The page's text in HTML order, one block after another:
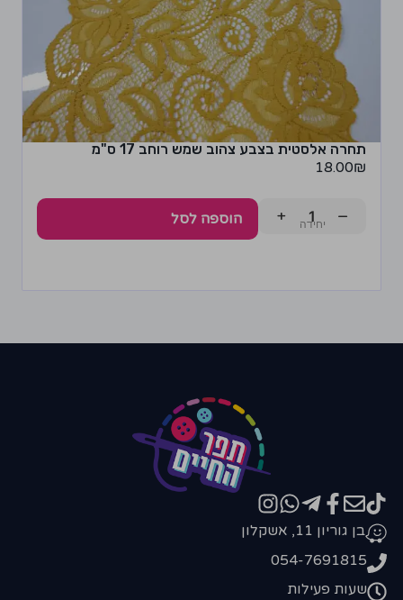
תחרה אלסטית בצבע צהוב שמש רוחב 17 ס"מ
18.00₪
−
+ הוספה לסל
בן גוריון 11, אשקלון
054-7691815
שעות פעילות